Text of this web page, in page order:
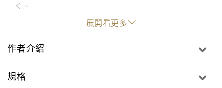
く。
展開看更多
作者介紹
規格